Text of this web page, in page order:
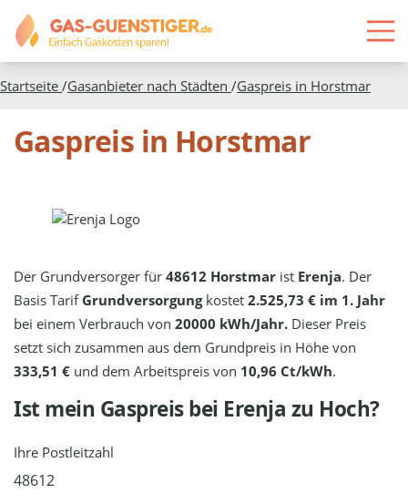
Startseite /Gasanbieter nach Städten /Gaspreis in Horstmar
Gaspreis in Horstmar
Der Grundversorger für48612 Horstmar ist Erenja. Der
Basis Tarif Grundversorgungkostet2.525,73 € im 1. Jahr
bei einem Verbrauch von20000 kWh/Jahr. Dieser Preis
setzt sich zusammen aus dem Grundpreis in Höhe von
333,51 € und dem Arbeitspreis von 10,96 Ct/kWh.
Ist mein Gaspreis bei Erenja zu Hoch?
Ihre Postleitzahl